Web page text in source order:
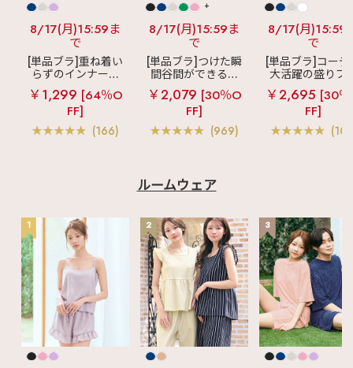
8/17(月)15:59ま
で
[単品ブラ]重ね着い
らずのインナーブ
ラ
リッチバスト
ブラトップ (ワイヤ
ー入り)
￥1,299 [64％O
FF]
(166)
+
8/17(月)15:59ま
で
[単品ブラ]つけた瞬
間谷間ができるシ
ームレスブラ
超
盛ブラ(R) シームレ
ス 単品ブラジャー
￥2,079 [30％O
FF]
(969)
8/17(月)15:59
で
[単品ブラ]コーデ
大活躍の盛りブ
ショートレン
ス ブラトップ 超
ブラ(R) 単品ブ
ャー
￥2,695 [30
FF]
ルームウェア
1 2 3